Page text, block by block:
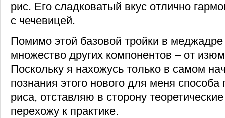
рис. Его сладковатый вкус отлично
с чечевицей.
Помимо этой базовой тройки в
множество других компонентов – от
Поскольку я нахожусь только в самом
познания этого нового для меня способа
риса, отставляю в сторону
перехожу к практике.